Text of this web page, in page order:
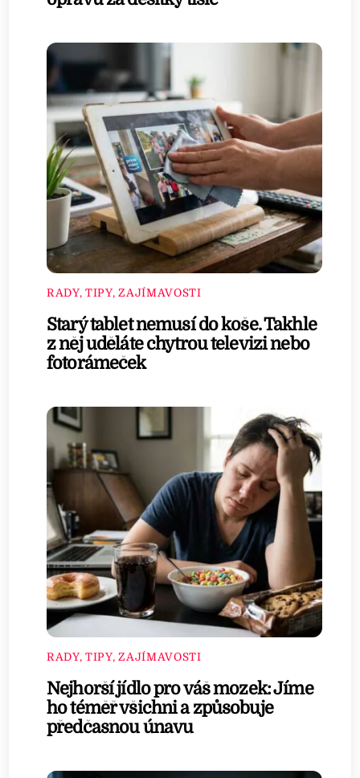
RADY, TIPY, ZAJÍMAVOSTI
Starý tablet nemusí do koše. Takhle
z něj uděláte chytrou televizi nebo
fotorámeček
RADY, TIPY, ZAJÍMAVOSTI
Nejhorší jídlo pro váš mozek: Jíme
ho téměř všichni a způsobuje
předčasnou únavu